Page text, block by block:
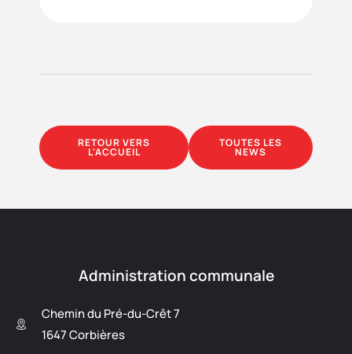
RETOUR VERS
L'ACCUEIL
TOUTES LES
NEWS
Administration communale
Chemin du Pré-du-Crêt 7
1647 Corbières